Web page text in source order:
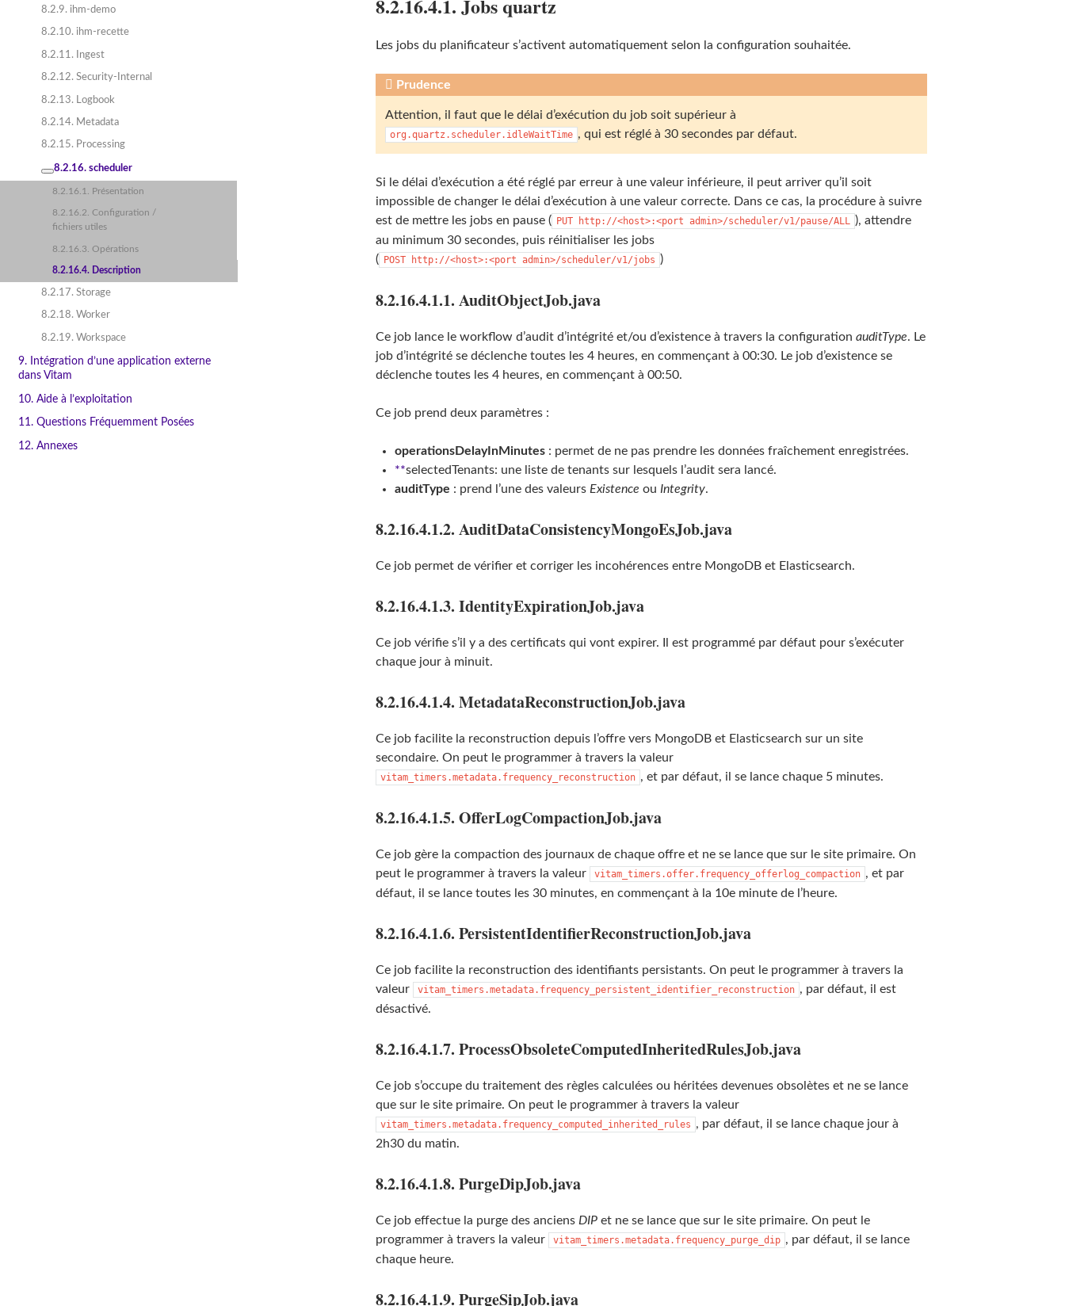
8.2.9. ihm-demo
8.2.10. ihm-recette
8.2.11. Ingest
8.2.12. Security-Internal
8.2.13. Logbook
8.2.14. Metadata
8.2.15. Processing
8.2.16. scheduler
8.2.16.1. Présentation
8.2.16.2. Configuration /
fichiers utiles
8.2.16.3. Opérations
8.2.16.4. Description
8.2.17. Storage
8.2.18. Worker
8.2.19. Workspace
9. Intégration d’une application externe
dans Vitam
10. Aide à l’exploitation
11. Questions Fréquemment Posées
12. Annexes
8.2.16.4.1. Jobs quartz
Les jobs du planificateur s’activent automatiquement selon la configuration souhaitée.
Prudence
Attention, il faut que le délai d’exécution du job soit supérieur à
org.quartz.scheduler.idleWaitTime , qui est réglé à 30 secondes par défaut.
Si le délai d’exécution a été réglé par erreur à une valeur inférieure, il peut arriver qu’il soit
impossible de changer le délai d’exécution à une valeur correcte. Dans ce cas, la procédure à suivre
est de mettre les jobs en pause ( PUT http://<host>:<port admin>/scheduler/v1/pause/ALL ), attendre
au minimum 30 secondes, puis réinitialiser les jobs
( POST http://<host>:<port admin>/scheduler/v1/jobs )
8.2.16.4.1.1. AuditObjectJob.java
Ce job lance le workflow d’audit d’intégrité et/ou d’existence à travers la configuration auditType. Le
job d’intégrité se déclenche toutes les 4 heures, en commençant à 00:30. Le job d’existence se
déclenche toutes les 4 heures, en commençant à 00:50.
Ce job prend deux paramètres :
operationsDelayInMinutes: permet de ne pas prendre les données fraîchement enregistrées.
**selectedTenants: une liste de tenants sur lesquels l’audit sera lancé.
auditType : prend l’une des valeurs Existence ou Integrity.
8.2.16.4.1.2. AuditDataConsistencyMongoEsJob.java
Ce job permet de vérifier et corriger les incohérences entre MongoDB et Elasticsearch.
8.2.16.4.1.3. IdentityExpirationJob.java
Ce job vérifie s’il y a des certificats qui vont expirer. Il est programmé par défaut pour s’exécuter
chaque jour à minuit.
8.2.16.4.1.4. MetadataReconstructionJob.java
Ce job facilite la reconstruction depuis l’offre vers MongoDB et Elasticsearch sur un site
secondaire. On peut le programmer à travers la valeur
vitam_timers.metadata.frequency_reconstruction , et par défaut, il se lance chaque 5 minutes.
8.2.16.4.1.5. OfferLogCompactionJob.java
Ce job gère la compaction des journaux de chaque offre et ne se lance que sur le site primaire. On
peut le programmer à travers la valeur
vitam_timers.offer.frequency_offerlog_compaction , et par
défaut, il se lance toutes les 30 minutes, en commençant à la 10e minute de l’heure.
8.2.16.4.1.6. PersistentIdentifierReconstructionJob.java
Ce job facilite la reconstruction des identifiants persistants. On peut le programmer à travers la
valeur
vitam_timers.metadata.frequency_persistent_identifier_reconstruction , par défaut, il est
désactivé.
8.2.16.4.1.7. ProcessObsoleteComputedInheritedRulesJob.java
Ce job s’occupe du traitement des règles calculées ou héritées devenues obsolètes et ne se lance
que sur le site primaire. On peut le programmer à travers la valeur
vitam_timers.metadata.frequency_computed_inherited_rules , par défaut, il se lance chaque jour à
2h30 du matin.
8.2.16.4.1.8. PurgeDipJob.java
Ce job effectue la purge des anciens DIPet ne se lance que sur le site primaire. On peut le
programmer à travers la valeur
vitam_timers.metadata.frequency_purge_dip , par défaut, il se lance
chaque heure.
8.2.16.4.1.9. PurgeSipJob.java